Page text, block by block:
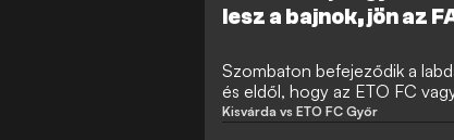
lesz a bajnok, jön az
Szombaton befejeződik a
és eldől, hogy az ETO FC
FA-kupa döntőjében a
Kisvárda vs ETO FC Győr